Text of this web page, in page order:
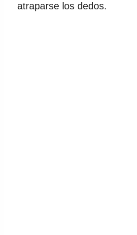
atraparse los dedos.